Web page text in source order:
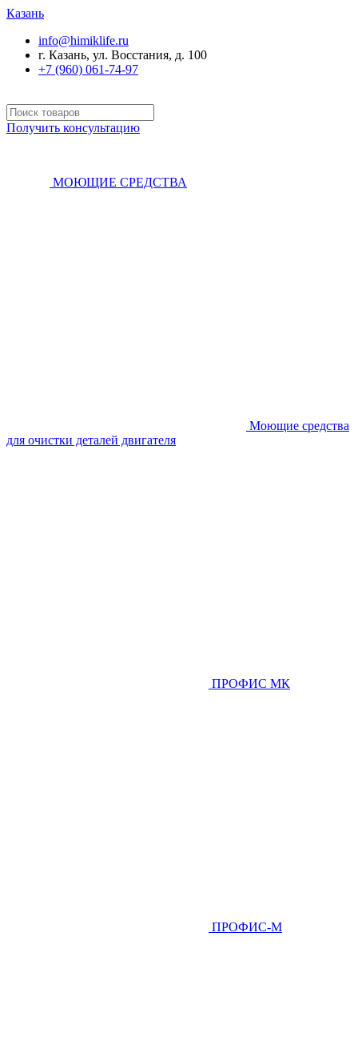
Казань
info@himiklife.ru
г. Казань, ул. Восстания, д. 100
+7 (960) 061-74-97
Получить консультацию
МОЮЩИЕ СРЕДСТВА
Моющие средства
для очистки деталей двигателя
ПРОФИС МК
ПРОФИС-М